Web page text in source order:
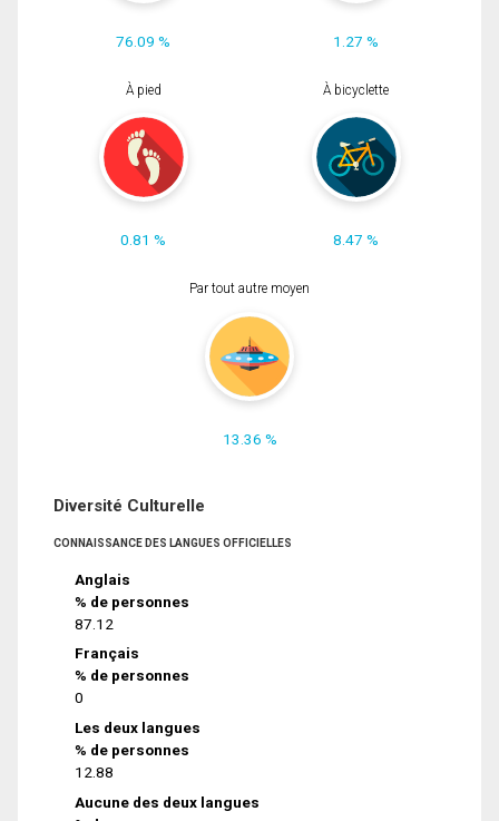
76.09 % 1.27 %
À pied
0.81 %
À bicyclette
8.47 %
Par tout autre moyen
13.36 %
Diversité Culturelle
CONNAISSANCE DES LANGUES OFFICIELLES
Anglais
% de personnes
87.12
Français
% de personnes
0
Les deux langues
% de personnes
12.88
Aucune des deux langues